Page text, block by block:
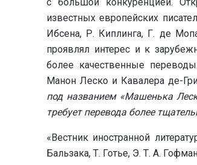
известных европейских
Ибсена, Р. Киплинга, Г. де
проявлял интерес и к
более качественные
Манон Леско и Кавалера де-
под названием «Машенька
требует перевода более
«Вестник иностранной
Бальзака, Т. Готье, Э. Т. А.